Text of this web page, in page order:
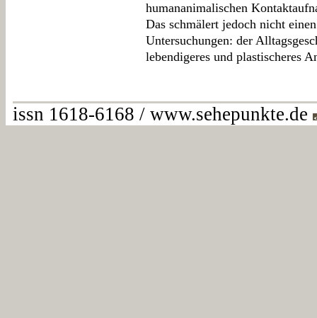
humananimalischen
Das schmälert jedoch nicht
Untersuchungen: der
lebendigeres und plastischeres
issn 1618-6168 / www.sehepunkte.de